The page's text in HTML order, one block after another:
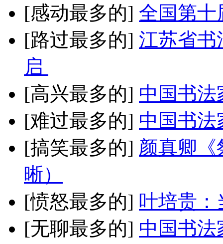
[感动最多的] 全国第十
[路过最多的] 江苏省书
启
[高兴最多的] 中国书法
[难过最多的] 中国书法
[搞笑最多的] 颜真卿《
晰）
[愤怒最多的] 叶培贵：
[无聊最多的] 中国书法